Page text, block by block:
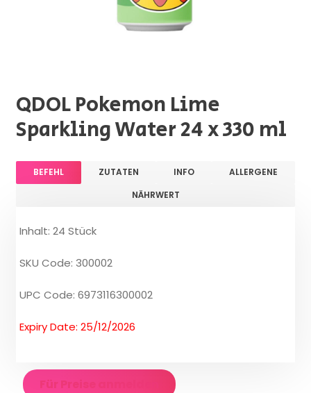
QDOL Pokemon Lime
Sparkling Water 24 x 330 ml
BEFEHL ZUTATEN INFO
ALLERGENE
NÄHRWERT
Inhalt: 24 Stück
SKU Code: 300002
UPC Code: 6973116300002
Expiry Date: 25/12/2026
Für Preise anmelden